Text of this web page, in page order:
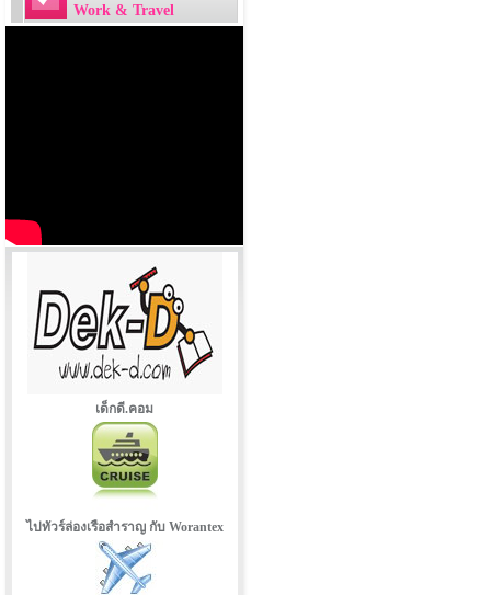
Work & Travel
เด็กดี.คอม
ไปทัวร์ล่องเรือสำราญ กับ Worantex